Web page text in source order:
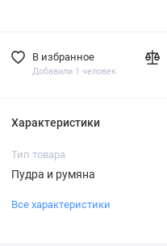
В избранное
Добавили 1 человек
Характеристики
Тип товара
Пудра и румяна
Все характеристики